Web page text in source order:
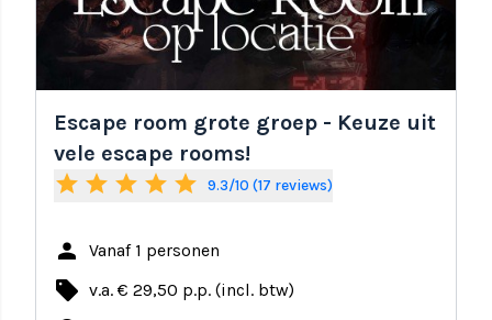
Escape room grote groep - Keuze uit
vele escape rooms!
star star star star star 9.3/10 (17 reviews)
person Vanaf 1 personen
local_offer v.a. € 29,50 p.p. (incl. btw)